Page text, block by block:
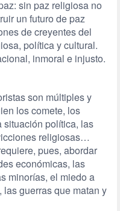
sin paz religiosa no
un futuro de paz
de creyentes del
política y cultural.
inmoral e injusto.
son múltiples y
los comete, los
situación política, las
religiosas…
pues, abordar
económicas, las
minorías, el miedo a
guerras que matan y